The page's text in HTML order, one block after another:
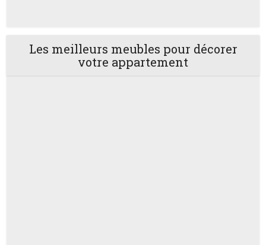
Les meilleurs meubles pour décorer
votre appartement